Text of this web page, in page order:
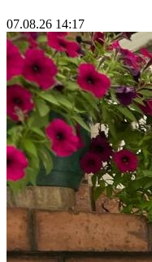
07.08.26 14:17